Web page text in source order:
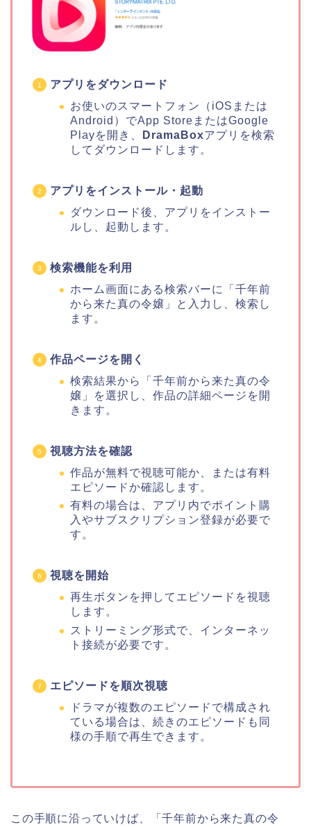
アプリをダウンロード
お使いのスマートフォン（iOSまたは
Android）でApp StoreまたはGoogle
Playを開き、
DramaBoxアプリを検索
してダウンロードします。
アプリをインストール・起動
ダウンロード後、アプリをインストー
ルし、起動します。
検索機能を利用
ホーム画面にある検索バーに「千年前
から来た真の令嬢」と入力し、検索し
ます。
作品ページを開く
検索結果から「千年前から来た真の令
嬢」を選択し、作品の詳細ページを開
きます。
視聴方法を確認
作品が無料で視聴可能か、または有料
エピソードか確認します。
有料の場合は、アプリ内でポイント購
入やサブスクリプション登録が必要で
す。
視聴を開始
再生ボタンを押してエピソードを視聴
します。
ストリーミング形式で、インターネッ
ト接続が必要です。
エピソードを順次視聴
ドラマが複数のエピソードで構成され
ている場合は、続きのエピソードも同
様の手順で再生できます。
この手順に沿っていけば、「千年前から来た真の令